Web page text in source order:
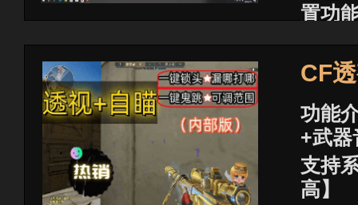
置功
已稳
商品
CF
功能
+武器
支持
高】